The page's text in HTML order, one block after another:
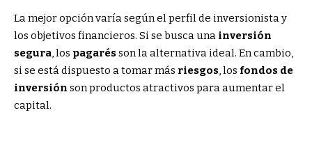
La mejor opción varía según el perfil de inversionista y
los objetivos financieros. Si se busca una inversión
segura, los pagarésson la alternativa ideal. En cambio,
si se está dispuesto a tomar más riesgos, los fondos de
inversión son productos atractivos para aumentar el
capital.